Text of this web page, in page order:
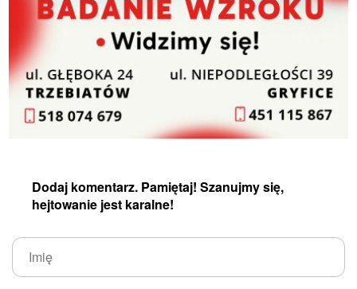
Dodaj komentarz. Pamiętaj! Szanujmy się,
hejtowanie jest karalne!